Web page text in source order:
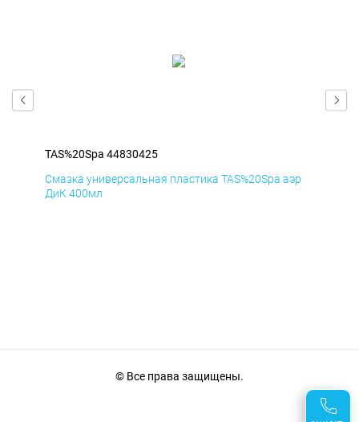
TAS%20Spa 44830425
Смазка универсальная пластика TAS%20Spa аэр
ДиК 400мл
© Все права защищены.